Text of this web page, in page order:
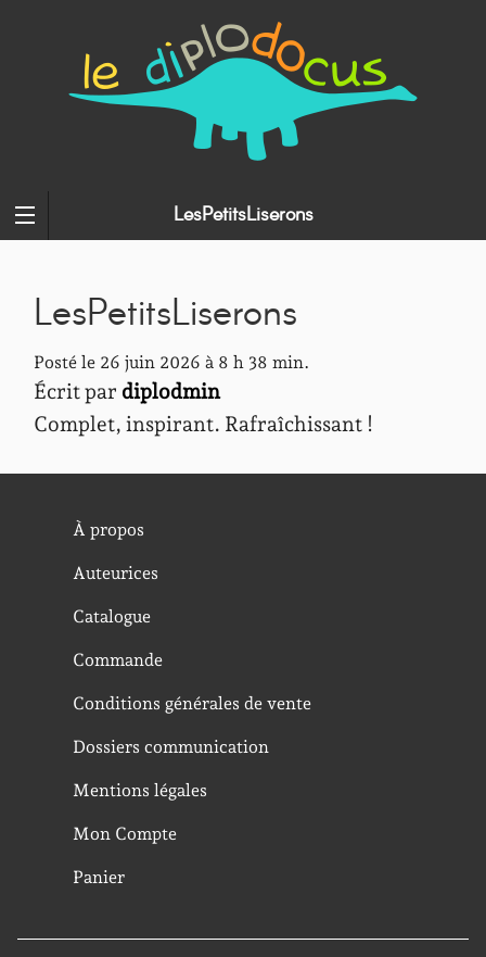
LesPetitsLiserons
LesPetitsLiserons
Posté le 26 juin 2026 à 8 h 38 min.
Écrit par diplodmin
Complet, inspirant. Rafraîchissant !
À propos
Auteurices
Catalogue
Commande
Conditions générales de vente
Dossiers communication
Mentions légales
Mon Compte
Panier